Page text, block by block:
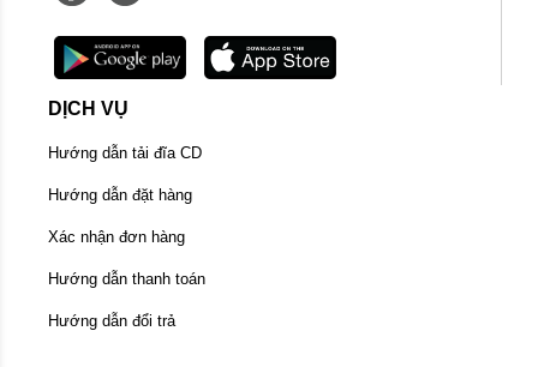
1.Nam ngạn trích cẩm
Sán.
2.Gương phong tục của ông Đoàn Duy Bỉnh
đăng trong Tạp chí Đông Dương
DỊCH VỤ
Hướng dẫn tải đĩa CD
Hướng dẫn đặt hàng
Xác nhận đơn hàng
Hướng dẫn thanh toán
Hướng dẫn đổi trả